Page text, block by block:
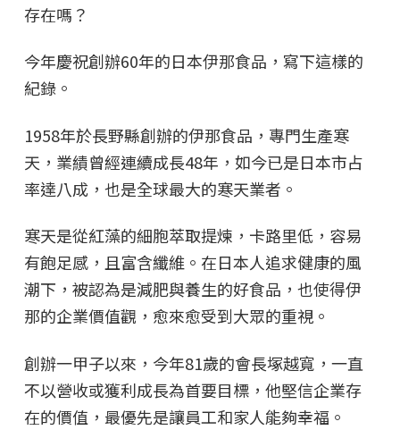
存在嗎？
今年慶祝創辦60年的日本伊那食品，寫下這樣的
紀錄。
1958年於長野縣創辦的伊那食品，專門生產寒
天，業績曾經連續成長48年，如今已是日本市占
率達八成，也是全球最大的寒天業者。
寒天是從紅藻的細胞萃取提煉，卡路里低，容易
有飽足感，且富含纖維。在日本人追求健康的風
潮下，被認為是減肥與養生的好食品，也使得伊
那的企業價值觀，愈來愈受到大眾的重視。
創辦一甲子以來，今年81歲的會長塚越寬，一直
不以營收或獲利成長為首要目標，他堅信企業存
在的價值，最優先是讓員工和家人能夠幸福。